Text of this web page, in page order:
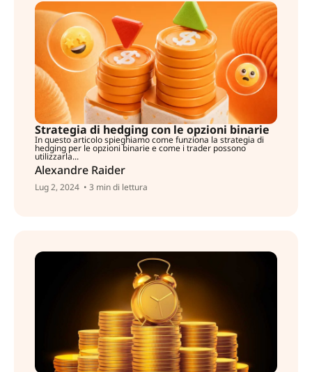
Strategia di hedging con le opzioni binarie
In questo articolo spieghiamo come funziona la strategia di
hedging per le opzioni binarie e come i trader possono
utilizzarla...
Alexandre Raider
Lug 2, 2024 • 3 min di lettura